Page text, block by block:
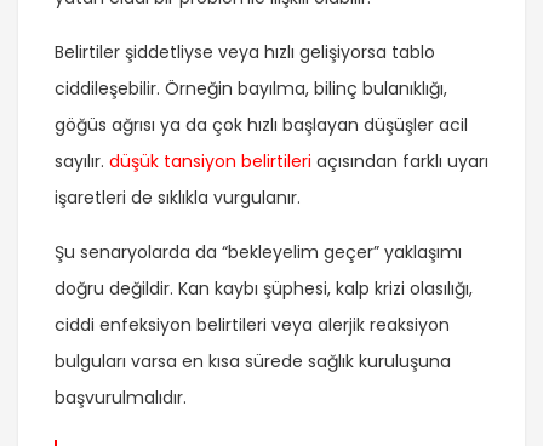
Belirtiler şiddetliyse veya hızlı gelişiyorsa tablo
ciddileşebilir. Örneğin bayılma, bilinç bulanıklığı,
göğüs ağrısı ya da çok hızlı başlayan düşüşler acil
sayılır. düşük tansiyon belirtileri açısından farklı uyarı
işaretleri de sıklıkla vurgulanır.
Şu senaryolarda da “bekleyelim geçer” yaklaşımı
doğru değildir. Kan kaybı şüphesi, kalp krizi olasılığı,
ciddi enfeksiyon belirtileri veya alerjik reaksiyon
bulguları varsa en kısa sürede sağlık kuruluşuna
başvurulmalıdır.